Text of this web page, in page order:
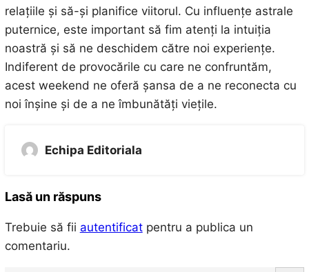
relațiile și să-și planifice viitorul. Cu influențe astrale
puternice, este important să fim atenți la intuiția
noastră și să ne deschidem către noi experiențe.
Indiferent de provocările cu care ne confruntăm,
acest weekend ne oferă șansa de a ne reconecta cu
noi înșine și de a ne îmbunătăți viețile.
Echipa Editoriala
Lasă un răspuns
Trebuie să fii autentificatpentru a publica un
comentariu.